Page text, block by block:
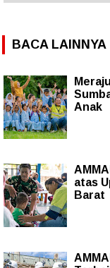
BACA LAINNYA
Anak
atas
Barat